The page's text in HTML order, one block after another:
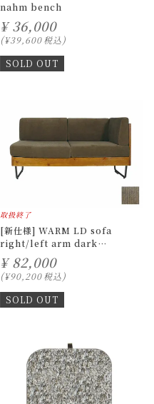
nahm bench
¥ 36,000
¥39,600税込
SOLD OUT
取扱終了
[新仕様] WARM LD sofa
right/left arm dark
khaki/blue
¥ 82,000
¥90,200税込
SOLD OUT